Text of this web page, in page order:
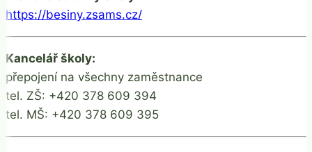
https://besiny.zsams.cz/
Kancelář školy:
přepojení na všechny zaměstnance
tel. ZŠ: +420 378 609 394
tel. MŠ: +420 378 609 395